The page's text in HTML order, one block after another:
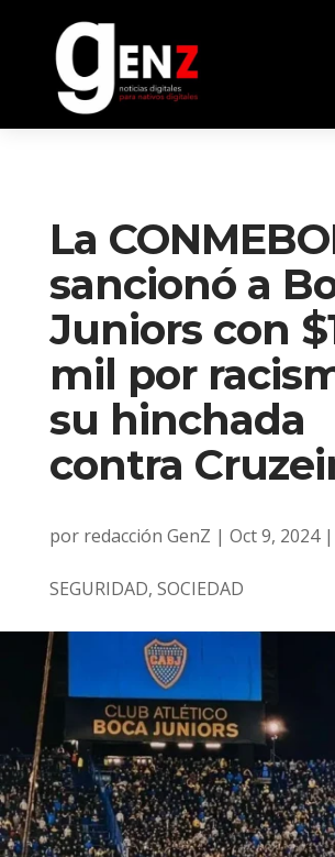
La
sancionó a
Juniors con
mil por
su hinchada
contra
por redacción GenZ | Oct 9, 2024|
SEGURIDAD, SOCIEDAD